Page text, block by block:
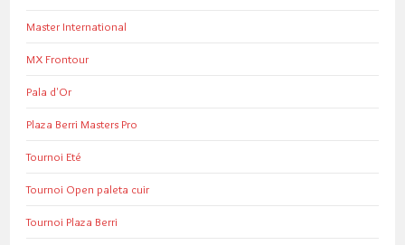
Master International
MX Frontour
Pala d'Or
Plaza Berri Masters Pro
Tournoi Eté
Tournoi Open paleta cuir
Tournoi Plaza Berri